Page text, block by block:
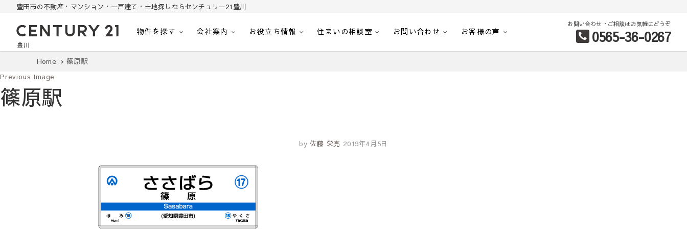
豊田市の不動産・マンション・一戸建て・土地探しならセンチュリー21豊川
豊田市の中古住宅・土地・リノベ物件探し｜センチュリー21豊川
物件を探す 会社案内 お役立ち情報 住まいの相談室 お問い合わせ お客様の声
お問い合わせ・ご相談はお気軽にどうぞ
0565-36-0267
Home 篠原駅
Previous Image
篠原駅
by 佐藤 栄亮 2019年4月5日